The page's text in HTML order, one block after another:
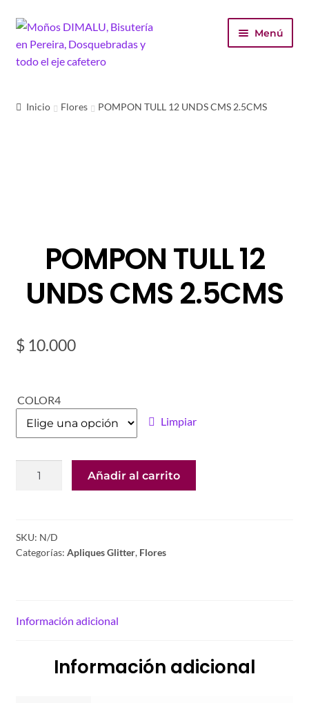
Ir
a
la
Ir
al
contenido
Menú
Inicio Flores POMPON TULL 12 UNDS CMS 2.5CMS
POMPON TULL 12
UNDS CMS 2.5CMS
$10.000
COLOR4
Limpiar
CMS
2.5CMS
Añadir al carrito
SKU: N/D
Categorías: Apliques Glitter, Flores
Información adicional
Información adicional